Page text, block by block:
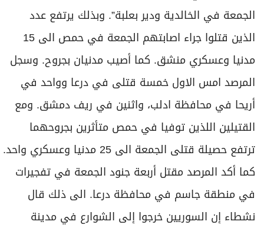
الجمعة في الخالدية ودير بعلبة”. وبذلك يرتفع عدد
الذين قتلوا جراء اصابتهم الجمعة في حمص الى 15
مدنيا وعسكري منشق. كما أصيب مدنيان بجروح. وسجل
المرصد امس الاول خمسة قتلى في درعا وواحد في
أريحا في محافظة ادلب، واثنين في ريف دمشق. ومع
القتيلين اللذين توفيا في حمص متأثرين بجروحهما
ترتفع حصيلة قتلى الجمعة الى 25 مدنيا وعسكري واحد.
كما أكد المرصد مقتل أربعة جنود الجمعة في تفجيرات
في منطقة جاسم في محافظة درعا. الى ذلك قال
نشطاء إن السوريين خرجوا إلى الشوارع في مدينة